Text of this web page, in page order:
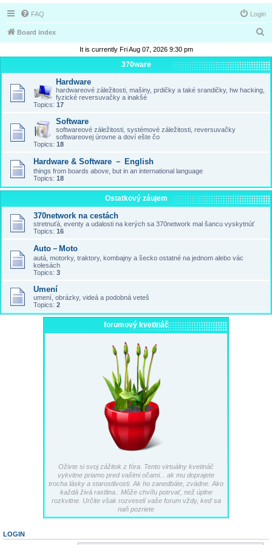
FAQ Login
Board index
a
r
It is currently Fri Aug 07, 2026 9:30 pm
370ware
Hardware
hardwareové záležitosti, mašiny, prdičky a také srandičky, hw hacking,
fyzické reversuvačky a inakšé
Topics: 17
Software
softwareové záležitosti, systémové záležitosti, reversuvačky
softwareovej úrovne a doví ešte čo
Topics: 18
Hardware & Software － English
things from boards above, but in an international language
Topics: 18
Ostatkový záujem
370network na cestách
stretnuťá, eventy a udalosti na kerých sa 370network mal šancu vyskytnúť
Topics: 16
Auto－Moto
autá, motorky, traktory, kombajny a šecko ostatné na jednom alebo vác
kolesách
Topics: 3
Umení
umení, obrázky, videá a podobná veteš
Topics: 2
forumový kvetináč
Oživte si svoj zážitok z fóra. Tento virtuálny kvetináč
vykvitne priamo pred vašimi očami... ak mu doprajete
trocha lásky a starostlivosti. Ak ho zanedbáte, zvädne. Ako
každá živá rastlina.. Môže chvíľu potrvať, než úplne
rozkvitne. Určite však rozveselí vaše forum vždy, keď sa
naň pozriete
LOGIN